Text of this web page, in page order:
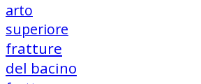
arto
superiore
fratture
del bacino